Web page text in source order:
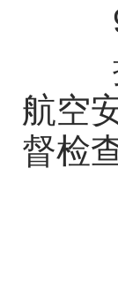
9
按
航空
督检